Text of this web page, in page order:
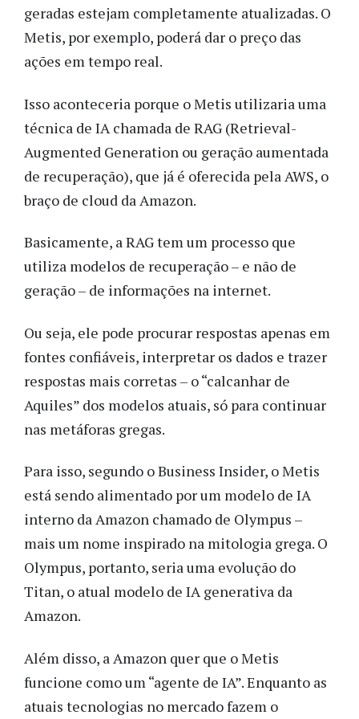
geradas estejam completamente atualizadas. O
Metis, por exemplo, poderá dar o preço das
ações em tempo real.
Isso aconteceria porque o Metis utilizaria uma
técnica de IA chamada de RAG (Retrieval-
Augmented Generation ou geração aumentada
de recuperação), que já é oferecida pela AWS, o
braço de cloud da Amazon.
Basicamente, a RAG tem um processo que
utiliza modelos de recuperação – e não de
geração – de informações na internet.
Ou seja, ele pode procurar respostas apenas em
fontes confiáveis, interpretar os dados e trazer
respostas mais corretas – o “calcanhar de
Aquiles” dos modelos atuais, só para continuar
nas metáforas gregas.
Para isso, segundo o Business Insider, o Metis
está sendo alimentado por um modelo de IA
interno da Amazon chamado de Olympus –
mais um nome inspirado na mitologia grega. O
Olympus, portanto, seria uma evolução do
Titan, o atual modelo de IA generativa da
Amazon.
Além disso, a Amazon quer que o Metis
funcione como um “agente de IA”. Enquanto as
atuais tecnologias no mercado fazem o